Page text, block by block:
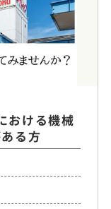
おける機械
る方